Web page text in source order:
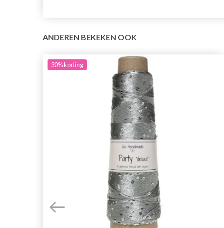
ANDEREN BEKEKEN OOK
30%korting